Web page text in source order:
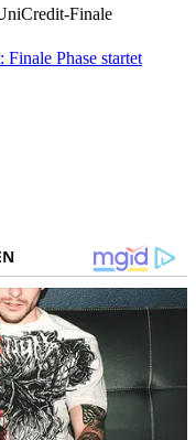
Finale
Phase startet